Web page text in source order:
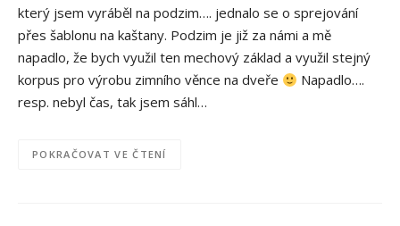
který jsem vyráběl na podzim…. jednalo se o sprejování
přes šablonu na kaštany. Podzim je již za námi a mě
napadlo, že bych využil ten mechový základ a využil stejný
korpus pro výrobu zimního věnce na dveře
Napadlo….
resp. nebyl čas, tak jsem sáhl…
POKRAČOVAT VE ČTENÍ